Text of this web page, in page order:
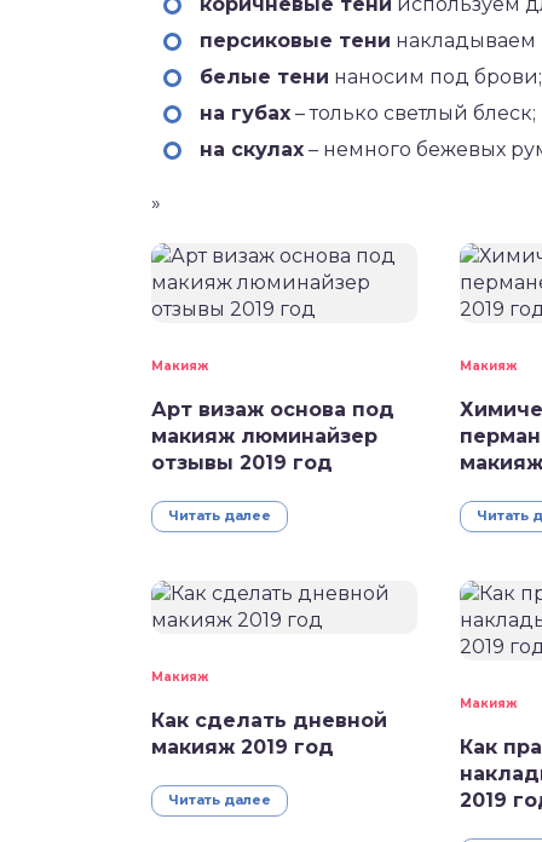
персиковые тени накладываем
белые тени наносим под брови;
на губах – только светлый блеск;
на скулах – немного бежевых
»
Макияж
Арт визаж основа под
макияж люминайзер
отзывы 2019 год
Читать далее
Макияж
Читать
Макияж
Как сделать дневной
макияж 2019 год
Читать далее
Макияж
Как
2019